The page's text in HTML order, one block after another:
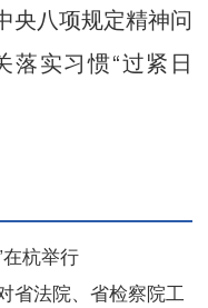
央八项规定精神问
落实习惯“过紧日
杭举行
省法院、省检察院工